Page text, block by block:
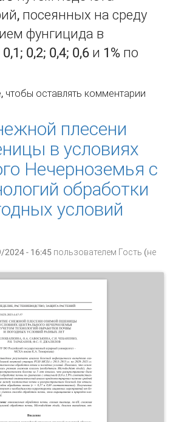
посеянных на среду
фунгицида в
0,2; 0,4; 0,6 и 1% по
действия фунгицида
, чтобы оставлять комментарии
плесени
в условиях
Нечерноземья с
обработки
условий
- 16:45 пользователем Гость (не